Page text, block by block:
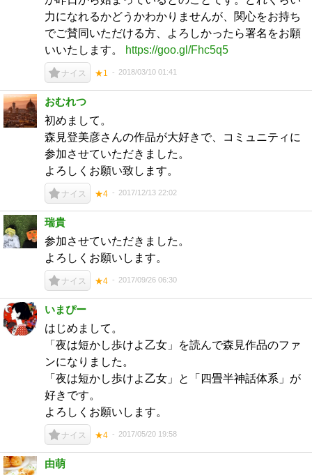
力になれるかどうかわかりませんが、関心をお持ち
でご賛同いただける方、よろしかったら署名をお願
いいたします。
https://goo.gl/Fhc5q5
ナイス ★1 2018/03/10 01:41
おむれつ
初めまして。
森見登美彦さんの作品が大好きで、コミュニティに
参加させていただきました。
よろしくお願い致します。
ナイス ★4 2017/12/13 22:02
瑞貴
参加させていただきました。
よろしくお願いします。
ナイス ★4 2017/09/26 06:30
いまぴー
はじめまして。
「夜は短かし歩けよ乙女」を読んで森見作品のファ
ンになりました。
「夜は短かし歩けよ乙女」と「四畳半神話体系」が
好きです。
よろしくお願いします。
ナイス ★4 2017/05/20 19:58
由萌